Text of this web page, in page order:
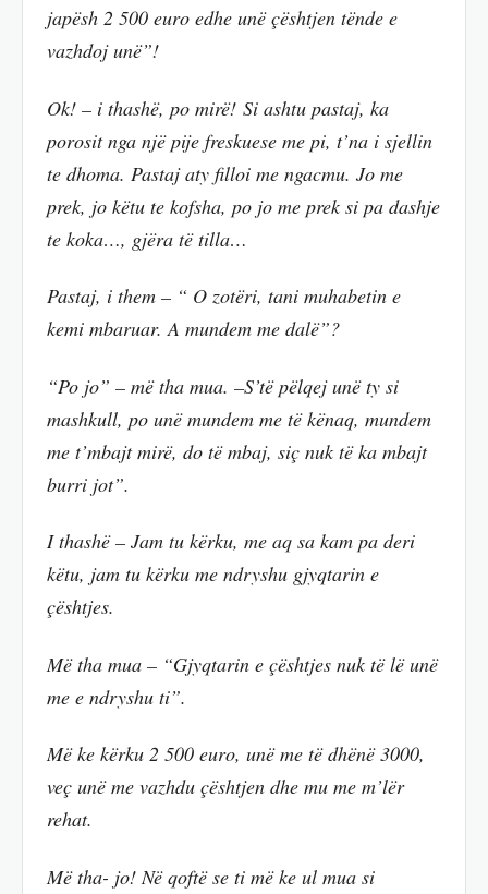
japësh 2 500 euro edhe unë çështjen tënde e
vazhdoj unë”!
Ok! – i thashë, po mirë! Si ashtu pastaj, ka
porosit nga një pije freskuese me pi, t’na i sjellin
te dhoma. Pastaj aty filloi me ngacmu. Jo me
prek, jo këtu te kofsha, po jo me prek si pa dashje
te koka…, gjëra të tilla…
Pastaj, i them – “ O zotëri, tani muhabetin e
kemi mbaruar. A mundem me dalë”?
“Po jo” – më tha mua. –S’të pëlqej unë ty si
mashkull, po unë mundem me të kënaq, mundem
me t’mbajt mirë, do të mbaj, siç nuk të ka mbajt
burri jot”.
I thashë – Jam tu kërku, me aq sa kam pa deri
këtu, jam tu kërku me ndryshu gjyqtarin e
çështjes.
Më tha mua – “Gjyqtarin e çështjes nuk të lë unë
me e ndryshu ti”.
Më ke kërku 2 500 euro, unë me të dhënë 3000,
veç unë me vazhdu çështjen dhe mu me m’lër
rehat.
Më tha- jo! Në qoftë se ti më ke ul mua si